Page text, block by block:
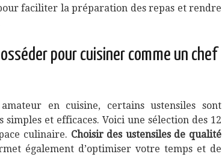
faciliter la préparation des repas et rendre
pour cuisiner comme un chef
en cuisine, certains ustensiles sont
et efficaces. Voici une sélection des 12
culinaire. Choisir des ustensiles de qualité
également d’optimiser votre temps et de